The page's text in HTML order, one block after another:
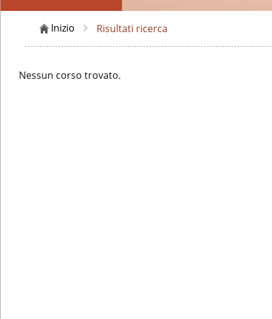
Inizio Risultati ricerca
Nessun corso trovato.